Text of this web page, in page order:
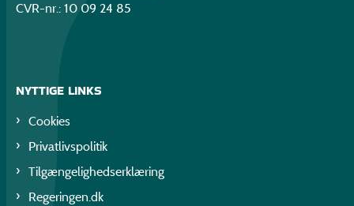
CVR-nr.: 10 09 24 85
NYTTIGE LINKS
Cookies
Privatlivspolitik
Tilgængelighedserklæring
Regeringen.dk